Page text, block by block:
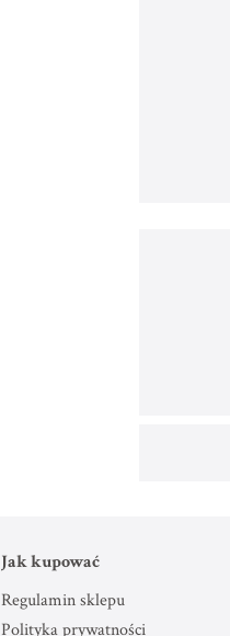
Jak kupować
Regulamin sklepu
Polityka prywatności